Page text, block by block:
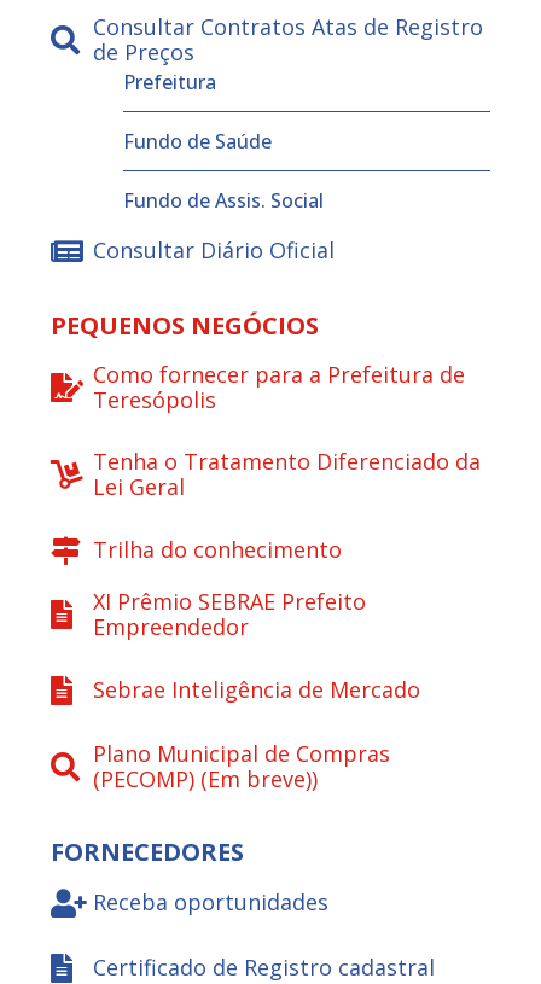
Consultar Contratos Atas de Registro
de Preços
Prefeitura
Fundo de Saúde
Fundo de Assis. Social
Consultar Diário Oficial
PEQUENOS NEGÓCIOS
Como fornecer para a Prefeitura de
Teresópolis
Tenha o Tratamento Diferenciado da
Lei Geral
Trilha do conhecimento
XI Prêmio SEBRAE Prefeito
Empreendedor
Sebrae Inteligência de Mercado
Plano Municipal de Compras
(PECOMP) (Em breve))
FORNECEDORES
Receba oportunidades
Certificado de Registro cadastral